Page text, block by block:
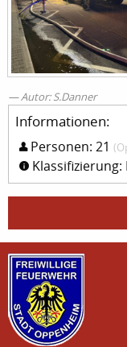
Autor: S.Danner
Informationen:
Personen: 21
Klassifizierung: